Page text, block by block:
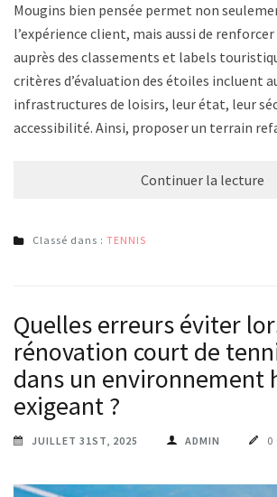
Mougins bien pensée permet non
l’expérience client, mais aussi de renforcer
auprès des classements et labels
critères d’évaluation des étoiles incluent
infrastructures de loisirs, leur état, leur
accessibilité. Ainsi, proposer un terrain
Continuer la lecture
Classé dans : TENNIS
Quelles erreurs éviter
rénovation court de
dans un environnement
exigeant ?
JUILLET 31ST, 2025 ADMIN 0